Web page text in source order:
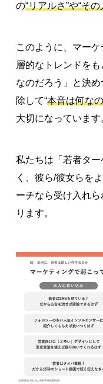
の“リアルさ”や“そ
このように、マー
層的なトレンドを
なのだろう」と決
除して“本音は何な
大切になっています
私たちは「若者タ
く、彼ら/彼女らを
ーチなら受け入れ
ります。